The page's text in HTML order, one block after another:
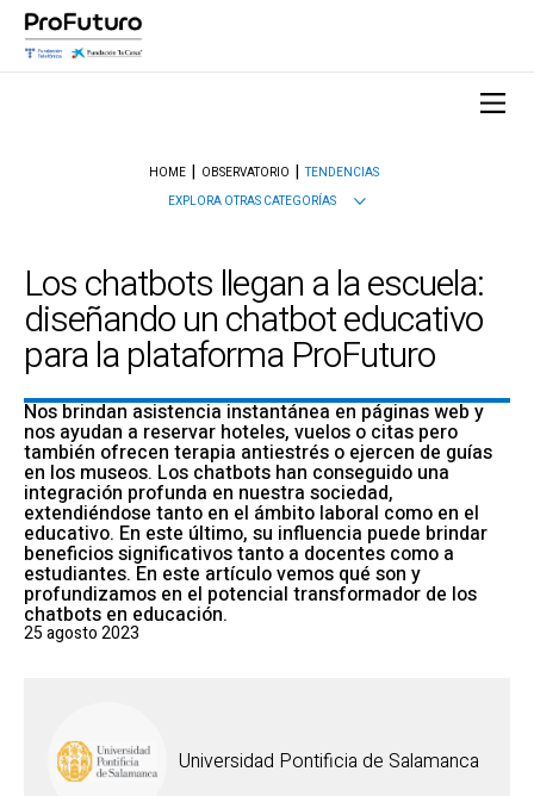
HOME OBSERVATORIO
TENDENCIAS
EXPLORA OTRAS CATEGORÍAS
Los chatbots llegan a la escuela:
diseñando un chatbot educativo
para la plataforma ProFuturo
Nos brindan asistencia instantánea en páginas web y
nos ayudan a reservar hoteles, vuelos o citas pero
también ofrecen terapia antiestrés o ejercen de guías
en los museos. Los chatbots han conseguido una
integración profunda en nuestra sociedad,
extendiéndose tanto en el ámbito laboral como en el
educativo. En este último, su influencia puede brindar
beneficios significativos tanto a docentes como a
estudiantes. En este artículo vemos qué son y
profundizamos en el potencial transformador de los
chatbots en educación.
25 agosto 2023
Universidad Pontificia de Salamanca